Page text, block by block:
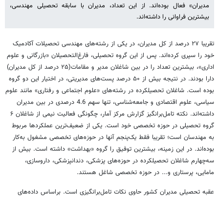
مدیران» فعال بوده‌اند. از این تعداد، مدیران با سابقه تحصیلی مهندسی،
بیشترین فراوانی را داشته‌اند.
تقریبا ۲۷ درصد از کل مدیران، در یکی از رشته‌های مهندسی تحصیلات آکادمیک
خود را سپری کرده‌اند. پس از این گروه تحصیلی، فارغ‌التحصیلان «بازرگانی و علوم
اداری»، بیشترین تعداد را در بین شاغلان مدیر و مقامات(۲۵ درصد از کل مدیران)
دارا بودند. در نتیجه بیش از ۵۰ درصد پست‌های مدیریتی، در اختیار این دو گروه
بوده است. شاغلان تحصیلکرده در رشته‌های «علوم اجتماعی و رفتاری» مانند علوم
سیاسی، علوم اقتصادی و جامعه‌شناسی، تنها سهم 4.6 درصدی در بین مدیران
داشته‌اند. نکته تامل‌برانگیز گزارش مرکز آمار، چگونگی فعالیت نیمی از شاغلان ۶
گروه تحصیلی در حوزه تخصصی خود است. یکی از ضعیف‌ترین عملکردها مربوط
به مهندسان است؛ تقریبا فقط یک‌پنجم آنها در حوزه‌های تخصصی مشغول به‌کار
بوده‌اند. در این زمینه، بیشترین توفیق را گروه «بهداشت» داشته است. بیش از
سه‌چهارم شاغلان تحصیلکرده در حوزه‌های پزشکی، دندانپزشکی، داروسازی،
مامایی، پرستاری و... در حوزه تخصصی شاغل هستند.
عقبه تحصیلی مدیران کشور حاوی نکات تامل‌برانگیزی است. براساس داده‌های